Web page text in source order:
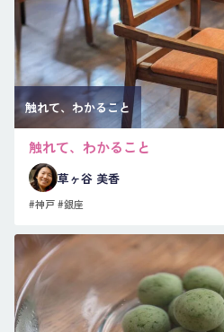
触れて、わかること
触れて、わかること
草ヶ谷 美香
#神戸#銀座